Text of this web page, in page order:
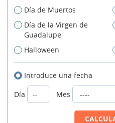
Día de Muertos
Día de la Virgen de
Guadalupe
Halloween
Introduce una fecha
Día
Mes